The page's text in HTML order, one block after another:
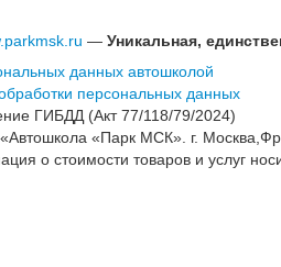
— Уникальная,
данных автошколой
персональных данных
ГИБДД (Акт 77/118/79/2024)
«Парк МСК». г.
о стоимости товаров и услуг